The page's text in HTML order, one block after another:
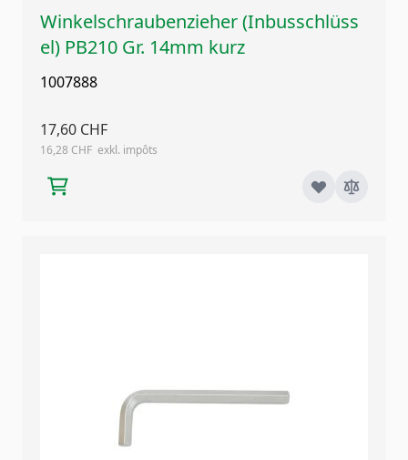
Winkelschraubenzieher (Inbusschlüss
el) PB210 Gr. 14mm kurz
1007888
17,60 CHF
16,28 CHF